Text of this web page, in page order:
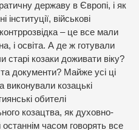
державу в Європі, і як
військові
контррозвідка – це все мали
і освіта. А де ж готували
старі козаки доживати віку?
документи? Майже усі ці
виконували козацькі
обителі
козацтва, як духовно-
часом говорять все